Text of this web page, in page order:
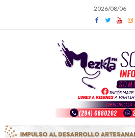
content
2026/08/06